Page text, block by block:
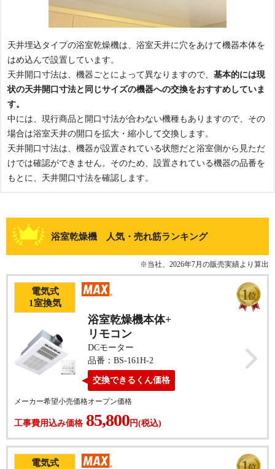
天井埋込タイプの浴室乾燥機は、浴室天井に穴をあけて機器本体を
はめ込んで設置しています。
天井開口寸法は、機器ごとによって異なりますので、 基本的には現
状の天井開口寸法と同じサイズの機器への交換をおすすめしていま
す。
中には、現行商品と開口寸法が合わない機種もありますので、その
場合は浴室天井の開口を拡大・縮小して交換します。
天井開口寸法は、機器が設置されている状態だと浴室側から見ただ
けでは確認ができません。そのため、設置されている機器の品番を
もとに、天井開口寸法を確認します。
浴室乾燥機 人気・売れ筋ランキング
※当社、2026年7月の販売実績より算出
電気式
1室換気
浴室乾燥機本体+
リモコン
DCモーター
品番：BS-161H-2
交換できるくん価格
メーカー希望小売価格オープン価格
工事費用込み価格 85,800 円(税込)
電気式